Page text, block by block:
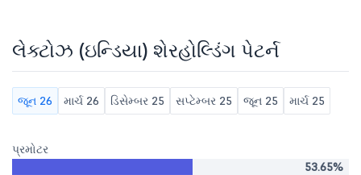
લેક્ટોઝ (ઇન્ડિયા) શેરહોલ્ડિંગ પેટર્ન
જૂન 26 માર્ચ 26 ડિસેમ્બર 25 સપ્ટેમ્બર 25 જૂન 25 માર્ચ 25
પ્રમોટર
53.65%